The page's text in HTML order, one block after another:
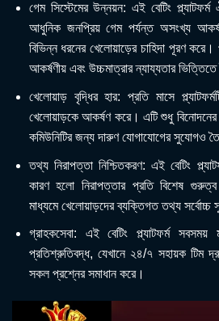
গেম সিস্টেমের উন্নয়ন: এই বেটিং
আধুনিক জনপ্রিয় গেম পর্যন্ত অসংখ্য
বিভিন্ন ধরনের খেলোয়াড়ের চাহিদা পূরণ
আকর্ষণীয় এবং উচ্চমাত্রার ন্যায্যতার ভিত্তিতে
খেলোয়াড় বৃদ্ধির হার: প্রতি মাসে
খেলোয়াড়কে আকর্ষণ করে। এটি শুধু বিনোদনের
কমিউনিটির জন্য দারুণ যোগাযোগের সুযোগও
তথ্য নিরাপত্তা নিশ্চিতকরণ: এই বেটিং
কারণ হলো নিরাপত্তার প্রতি বিশেষ
মাধ্যমে খেলোয়াড়দের ব্যক্তিগত তথ্য সর্বোচ্চ
গ্রাহকসেবা: এই বেটিং প্ল্যাটফর্ম সবসময়
প্রতিশ্রুতিবদ্ধ, যেখানে ২৪/৭ সহায়ক টিম
সকল প্রশ্নের সমাধান করে।